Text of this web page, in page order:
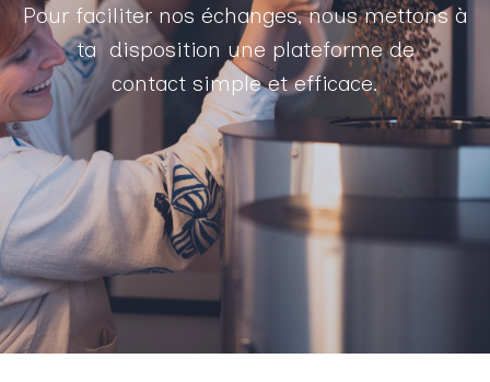
Pour faciliter nos échanges, nous mettons à
ta disposition une plateforme de
contact simple et efficace.